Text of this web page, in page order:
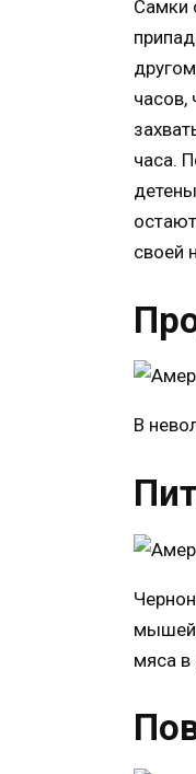
Самки
часов,
часа.
своей
В
мышей,
мяса в